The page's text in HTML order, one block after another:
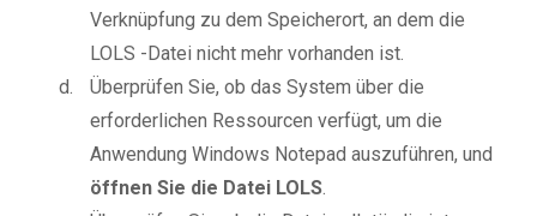
Verknüpfung zu dem Speicherort, an dem die
LOLS -Datei nicht mehr vorhanden ist.
Überprüfen Sie, ob das System über die
erforderlichen Ressourcen verfügt, um die
Anwendung Windows Notepad auszuführen, und
öffnen Sie die Datei LOLS.